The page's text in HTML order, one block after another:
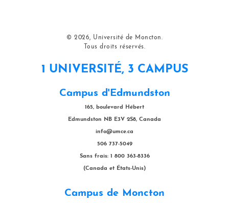
© 2026, Université de Moncton.
Tous droits réservés.
1 UNIVERSITÉ, 3 CAMPUS
Campus d'Edmundston
165, boulevard Hébert
Edmundston NB E3V 2S8, Canada
info@umce.ca
506 737-5049
Sans frais: 1 800 363-8336
(Canada et États-Unis)
Campus de Moncton